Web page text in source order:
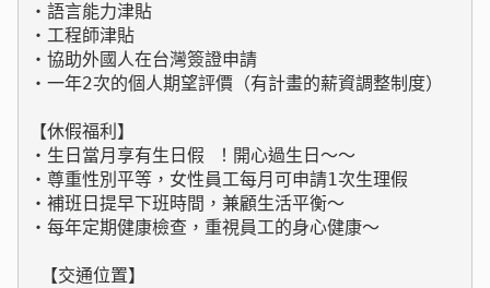
・語言能力津貼
・工程師津貼
・協助外國人在台灣簽證申請
・一年2次的個人期望評價（有計畫的薪資調整制度）
【休假福利】
・生日當月享有生日假 ！開心過生日～～
・尊重性別平等，女性員工每月可申請1次生理假
・補班日提早下班時間，兼顧生活平衡～
・每年定期健康檢查，重視員工的身心健康～
【交通位置】